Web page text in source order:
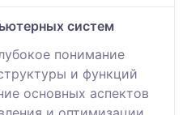
систем
понимание
и функций
основных аспектов